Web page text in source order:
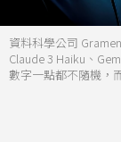
資料科學公司
Claude 3 Haiku、
數字一點都不隨機，